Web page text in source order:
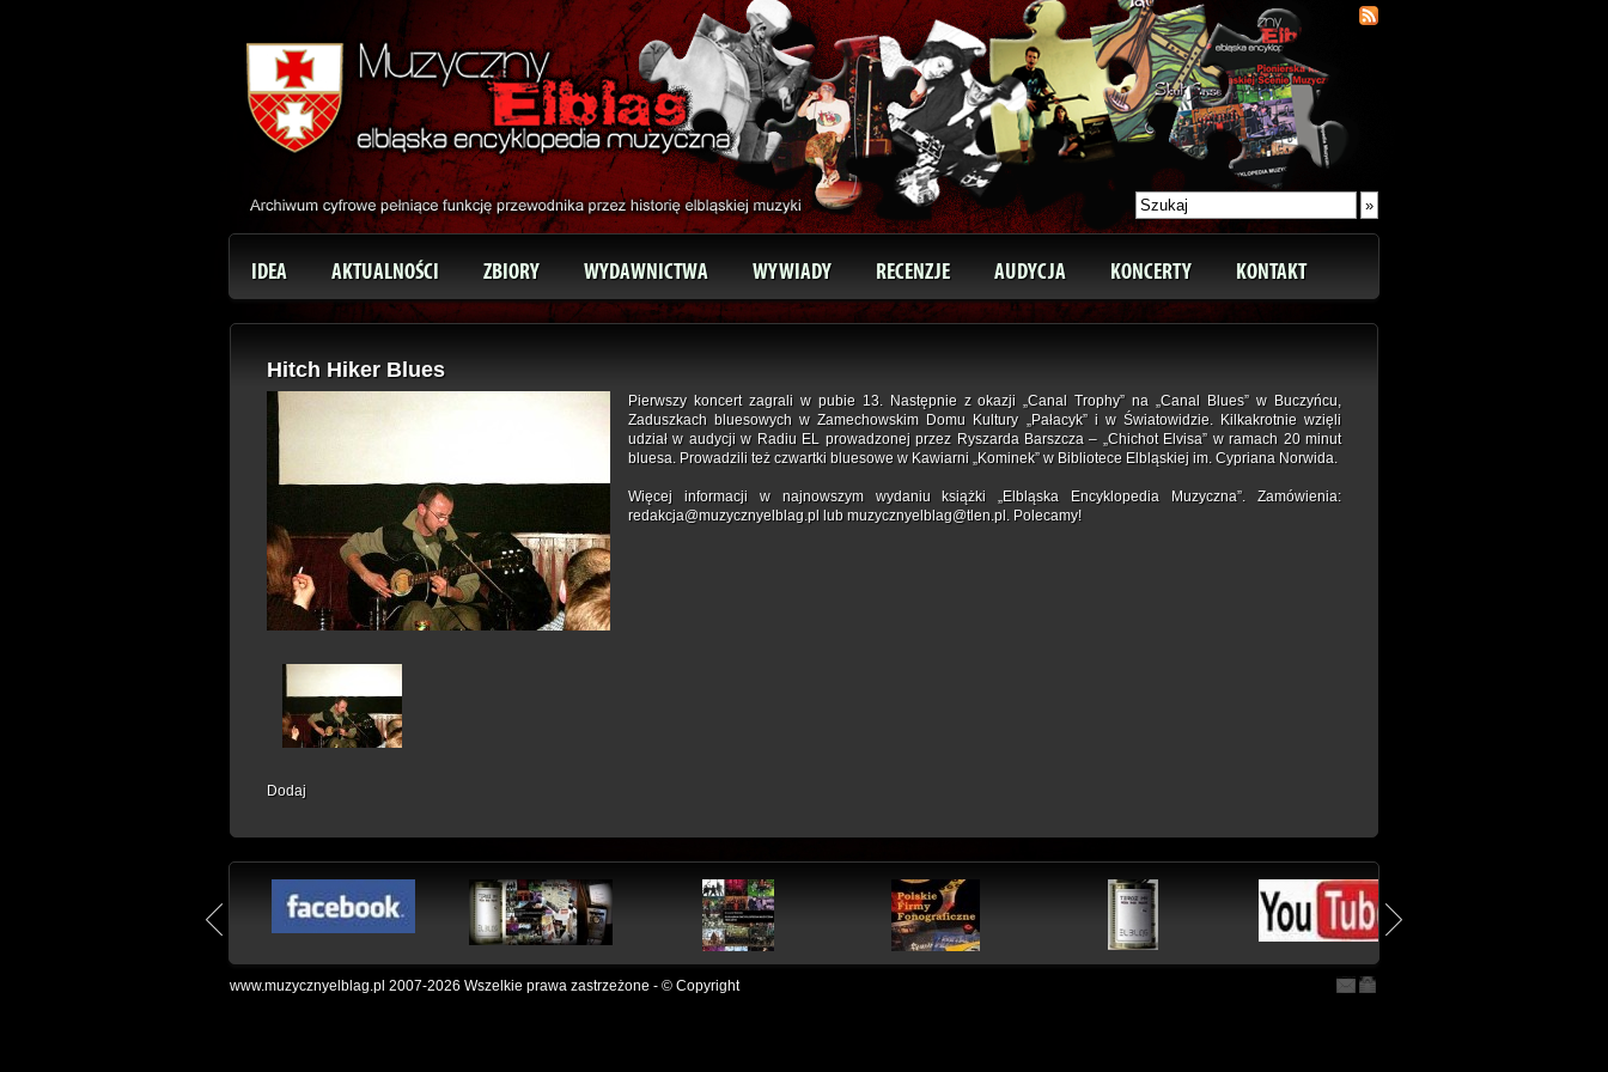
IDEA AKTUALNOŚCI ZBIORY WYDAWNICTWA WYWIADY RECENZJE AUDYCJA KONCERTY KONTAKT
Hitch Hiker Blues
Pierwszy koncert zagrali w pubie 13. Następnie z okazji „Canal Trophy” na „Canal Blues” w Buczyńcu,
Zaduszkach bluesowych w Zamechowskim Domu Kultury „Pałacyk” i w Światowidzie. Kilkakrotnie wzięli
udział w audycji w Radiu EL prowadzonej przez Ryszarda Barszcza – „Chichot Elvisa” w ramach 20 minut
bluesa. Prowadzili też czwartki bluesowe w Kawiarni „Kominek” w Bibliotece Elbląskiej im. Cypriana Norwida.
Więcej informacji w najnowszym wydaniu książki „Elbląska Encyklopedia Muzyczna”. Zamówienia:
redakcja@muzycznyelblag.pl lub muzycznyelblag@tlen.pl. Polecamy!
Dodaj
www.muzycznyelblag.pl 2007-2026 Wszelkie prawa zastrzeżone - © Copyright